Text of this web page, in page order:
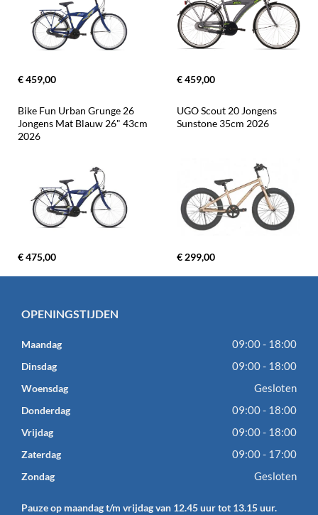
€ 459,00 € 459,00
Bike Fun Urban Grunge 26
Jongens Mat Blauw 26" 43cm
2026
€ 475,00
UGO Scout 20 Jongens
Sunstone 35cm 2026
€ 299,00
OPENINGSTIJDEN
Maandag 09:00 - 18:00
Dinsdag 09:00 - 18:00
Woensdag Gesloten
Donderdag 09:00 - 18:00
Vrijdag 09:00 - 18:00
Zaterdag 09:00 - 17:00
Zondag Gesloten
Pauze op maandag t/m vrijdag van 12.45 uur tot 13.15 uur.